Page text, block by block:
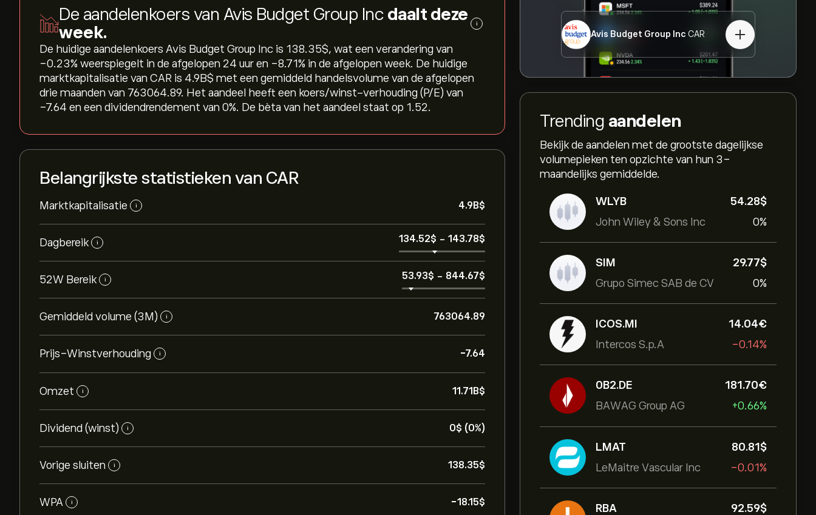
Avis Budget Group Inc CAR
Trending aandelen
Bekijk de aandelen met de grootste dagelijkse
volumepieken ten opzichte van hun 3-
maandelijks gemiddelde.
WLYB
John Wiley & Sons Inc
54.28‎$‎
0%
SIM
Grupo Simec SAB de CV
29.77‎$‎
0%
ICOS.MI
Intercos S.p.A
14.04‎€‎
-0.14%
0B2.DE
BAWAG Group AG
181.70‎€‎
+0.66%
LMAT
LeMaitre Vascular Inc
80.81‎$‎
-0.01%
RBA
92.59‎$‎
De aandelenkoers van Avis Budget Group Inc daalt deze
week.
i
De huidige aandelenkoers Avis Budget Group Inc is 138.35‎$‎, wat een verandering van
‎-0.23‎% weerspiegelt in de afgelopen 24 uur en ‎-8.71‎% in de afgelopen week. De huidige
marktkapitalisatie van CAR is 4.9B‎$‎ met een gemiddeld handelsvolume van de afgelopen
drie maanden van 763064.89. Het aandeel heeft een koers/winst-verhouding (P/E) van
-7.64 en een dividendrendement van 0%. De bèta van het aandeel staat op 1.52.
Belangrijkste statistieken van CAR
Marktkapitalisatie i 4.9B‎$‎
Dagbereik i 134.52‎$‎ - 143.78‎$‎
52W Bereik i 53.93‎$‎ - 844.67‎$‎
Gemiddeld volume (3M) i 763064.89
Prijs-Winstverhouding i -7.64
Omzet i 11.71B‎$‎
Dividend (winst) i 0‎$‎ (0%)
Vorige sluiten i 138.35‎$‎
WPA i -18.15‎$‎